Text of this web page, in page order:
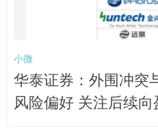
小微
华泰证券：外围冲突
风险偏好 关注后续